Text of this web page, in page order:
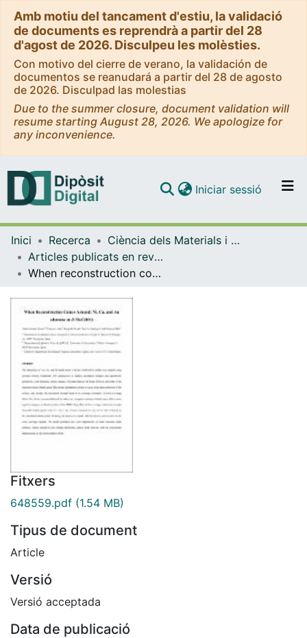
Amb motiu del tancament d'estiu, la validació
de documents es reprendrà a partir del 28
d'agost de 2026. Disculpeu les molèsties.
Con motivo del cierre de verano, la validación de
documentos se reanudará a partir del 28 de agosto
de 2026. Disculpad las molestias
Due to the summer closure, document validation will
resume starting August 28, 2026. We apologize for
any inconvenience.
Navega per tot el DD
Iniciar sessió (current)
Inici Recerca
Ciència dels Materials i Química Física
Articles publicats en revistes (Ciència dels Materials i Química Física)
When reconstruction comes around: Ni, Cu, and Au adatoms on d-MoC(001)
Fitxers
648559.pdf (1.54 MB)
Tipus de document
Article
Versió
Versió acceptada
Data de publicació